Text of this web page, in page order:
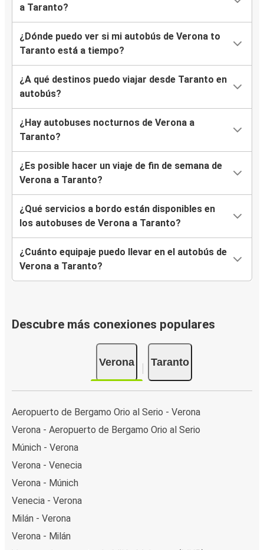
a Taranto?
¿Dónde puedo ver si mi autobús de Verona to
Taranto está a tiempo?
¿A qué destinos puedo viajar desde Taranto en
autobús?
¿Hay autobuses nocturnos de Verona a
Taranto?
¿Es posible hacer un viaje de fin de semana de
Verona a Taranto?
¿Qué servicios a bordo están disponibles en
los autobuses de Verona a Taranto?
¿Cuánto equipaje puedo llevar en el autobús de
Verona a Taranto?
Descubre más conexiones populares
Verona Taranto
Aeropuerto de Bergamo Orio al Serio - Verona
Verona - Aeropuerto de Bergamo Orio al Serio
Múnich - Verona
Verona - Venecia
Verona - Múnich
Venecia - Verona
Milán - Verona
Verona - Milán